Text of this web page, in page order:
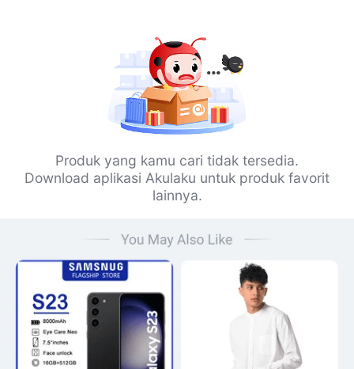
Produk yang kamu cari tidak tersedia.
Download aplikasi Akulaku untuk produk favorit
lainnya.